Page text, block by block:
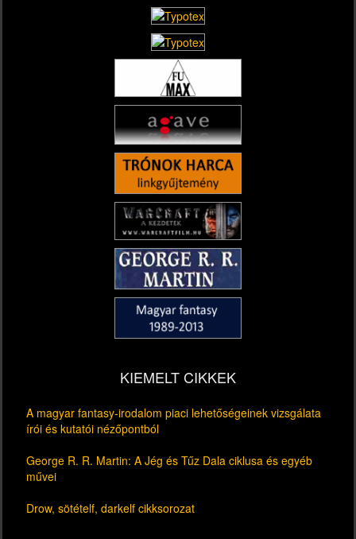
KIEMELT CIKKEK
A magyar fantasy-irodalom piaci lehetőségeinek vizsgálata
írói és kutatói nézőpontból
George R. R. Martin: A Jég és Tűz Dala ciklusa és egyéb
művei
Drow, sötételf, darkelf cikksorozat